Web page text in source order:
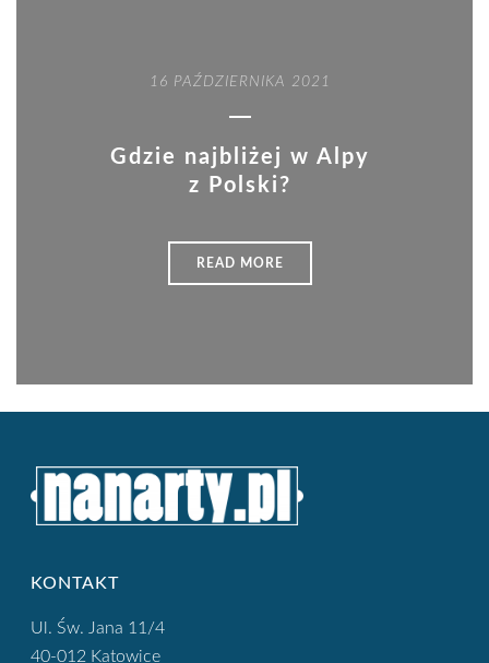
16 PAŹDZIERNIKA 2021
Gdzie najbliżej w Alpy
z Polski?
READ MORE
KONTAKT
Ul. Św. Jana 11/4
40-012 Katowice